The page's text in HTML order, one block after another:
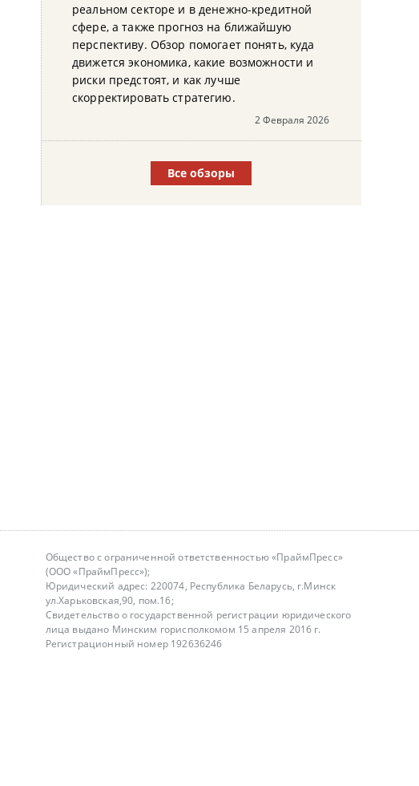
реальном секторе и в денежно-кредитной
сфере, а также прогноз на ближайшую
перспективу. Обзор помогает понять, куда
движется экономика, какие возможности и
риски предстоят, и как лучше
скорректировать стратегию.
2 Февраля 2026
Все обзоры
Общество с ограниченной ответственностью «ПраймПресс»
(ООО «ПраймПресс»);
Юридический адрес: 220074, Республика Беларусь, г.Минск
ул.Харьковская,90, пом.16;
Свидетельство о государственной регистрации юридического
лица выдано Минским горисполкомом 15 апреля 2016 г.
Регистрационный номер 192636246